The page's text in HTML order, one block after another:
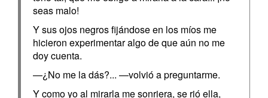
seas malo!
Y sus ojos negros fijándose en los míos me
hicieron experimentar algo de que aún no me
doy cuenta.
—¿No me la dás?... —volvió a preguntarme.
Y como yo al mirarla me sonriera, se rió ella,